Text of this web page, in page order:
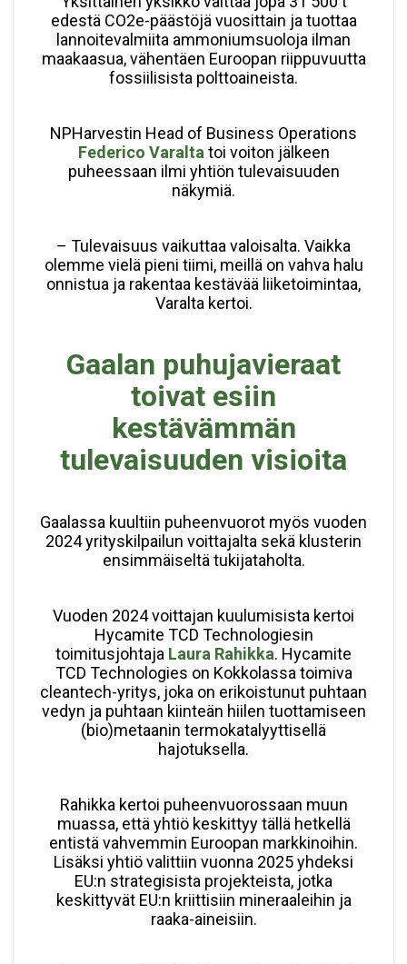
edestä CO2​e-päästöjä vuosittain ja tuottaa
lannoitevalmiita ammoniumsuoloja ilman
maakaasua, vähentäen Euroopan riippuvuutta
fossiilisista polttoaineista.
NPHarvestin Head of Business Operations
Federico Varaltatoi voiton jälkeen
puheessaan ilmi yhtiön tulevaisuuden
näkymiä.
– Tulevaisuus vaikuttaa valoisalta. Vaikka
olemme vielä pieni tiimi, meillä on vahva halu
onnistua ja rakentaa kestävää liiketoimintaa,
Varalta kertoi.
Gaalan puhujavieraat
toivat esiin
kestävämmän
tulevaisuuden visioita
Gaalassa kuultiin puheenvuorot myös vuoden
2024 yrityskilpailun voittajalta sekä klusterin
ensimmäiseltä tukijataholta.
Vuoden 2024 voittajan kuulumisista kertoi
Hycamite TCD Technologiesin
toimitusjohtaja Laura Rahikka. Hycamite
TCD Technologies on Kokkolassa toimiva
cleantech-yritys, joka on erikoistunut puhtaan
vedyn ja puhtaan kiinteän hiilen tuottamiseen
(bio)metaanin termokatalyyttisellä
hajotuksella.
Rahikka kertoi puheenvuorossaan muun
muassa, että yhtiö keskittyy tällä hetkellä
entistä vahvemmin Euroopan markkinoihin.
Lisäksi yhtiö valittiin vuonna 2025 yhdeksi
EU:n strategisista projekteista, jotka
keskittyvät EU:n kriittisiin mineraaleihin ja
raaka-aineisiin.